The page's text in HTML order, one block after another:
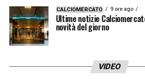
LA PLAYLIST DELLE NOSTRE
CALCIOMERCATO 9 ore ago
Ultime notizie
novità del giorno
VIDEO